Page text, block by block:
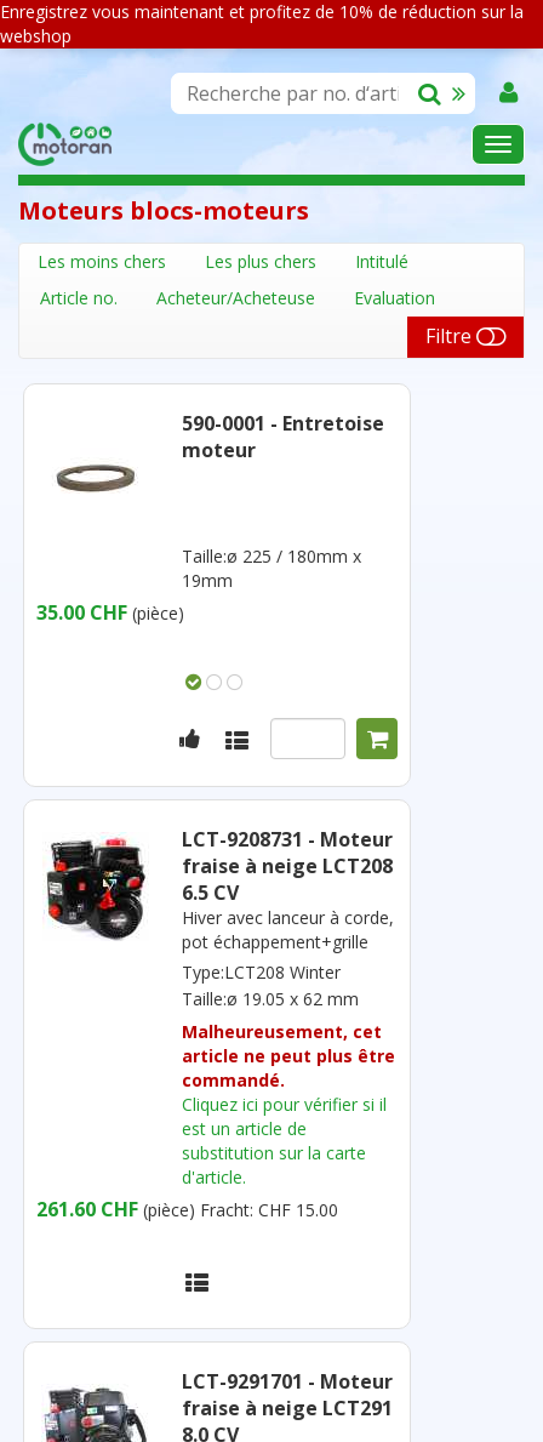
Enregistrez vous maintenant et profitez de 10% de réduction sur la
webshop
ASSORTIMENT
Moteurs blocs-moteurs
Les moins chers Les plus chers
Intitulé
Article no.
Acheteur/Acheteuse Evaluation
Filtre
590-0001 - Entretoise
moteur
Taille:ø 225 / 180mm x
19mm
35.00 CHF (pièce)
LCT-9208731 - Moteur
fraise à neige LCT208
6.5 CV
Hiver avec lanceur à corde,
pot échappement+grille
Type:LCT208 Winter
Taille:ø 19.05 x 62 mm
Malheureusement, cet
article ne peut plus être
commandé.
Cliquez ici pour vérifier si il
est un article de
substitution sur la carte
d'article.
261.60 CHF (pièce) Fracht: CHF 15.00
LCT-9291701 - Moteur
fraise à neige LCT291
8.0 CV